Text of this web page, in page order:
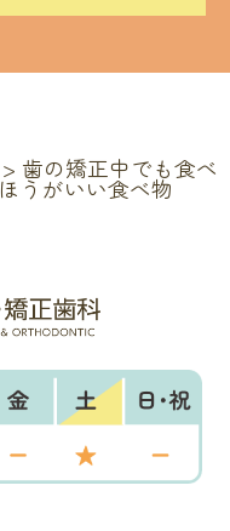
> 歯の矯正中でも食べ
うがいい食べ物